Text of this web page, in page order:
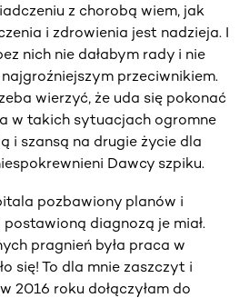
z chorobą wiem, jak
i zdrowienia jest nadzieja. I
nich nie dałabym rady i nie
przeciwnikiem.
wierzyć, że uda się pokonać
w takich sytuacjach ogromne
i szansą na drugie życie dla
Dawcy szpiku.
pozbawiony planów i
diagnozą je miał.
pragnień była praca w
się! To dla mnie zaszczyt i
2016 roku dołączyłam do